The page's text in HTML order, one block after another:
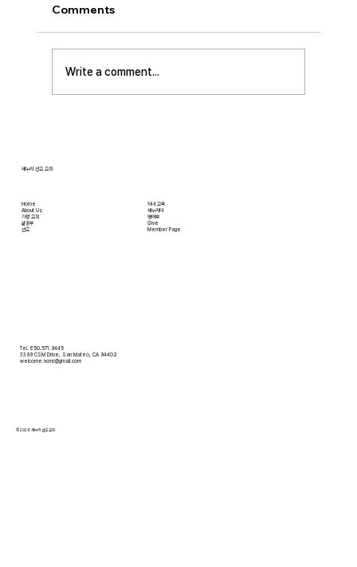
이스라엘 단기 선교를 다녀옵니다. 관심과 기도
부탁 드립니다. • 가정교회 평신도 세미나 등록
평신도 세미나가 어스틴 늘푸른교회에서 9월 25
일부터 27일까지 있습니다. 등록마감은 8월 7일
Comments
Write a comment...
Home
About Us
​가정 교회
​삶공부
​선교
자녀 교육
새누리터
영어부
Give
Member Page
Tel. 650.571.9445
3399 CSM Drive, San Mateo, CA 94402
welcome.ncmc@gmail.com
© 2026 새누리 선교 교회
새누리 선교 교회